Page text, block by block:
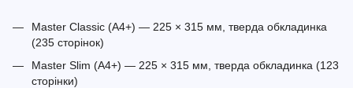
Master Classic (A4+) — 225 × 315 мм, тверда обкладинка
(235 сторінок)
Master Slim (A4+) — 225 × 315 мм, тверда обкладинка (123
сторінки)